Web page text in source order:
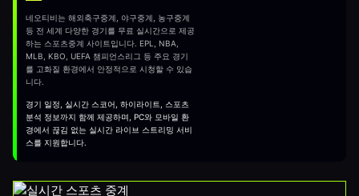
네오티비는 해외축구중계, 야구중계, 농구중계
등 전 세계 다양한 경기를 무료 실시간으로 제공
하는 스포츠중계 사이트입니다. EPL, NBA,
MLB, KBO, UEFA 챔피언스리그 등 주요 경기
를 고화질 환경에서 안정적으로 시청할 수 있습
니다.
경기 일정, 실시간 스코어, 하이라이트, 스포츠
분석 정보까지 함께 제공하며, PC와 모바일 환
경에서 끊김 없는 실시간 라이브 스트리밍 서비
스를 지원합니다.